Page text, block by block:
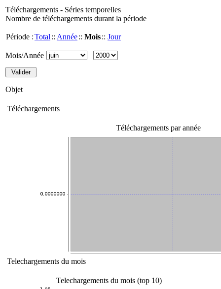
Téléchargements - Séries temporelles
Nombre de téléchargements durant la période
Période :Total :: Année:: Mois:: Jour
Mois/Année
Objet
Téléchargements
Téléchargements par année
Telechargements du mois
Telechargements du mois (top 10)